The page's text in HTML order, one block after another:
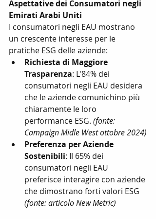
Aspettative dei Consumatori negli
Emirati Arabi Uniti
I consumatori negli EAU mostrano
un crescente interesse per le
pratiche ESG delle aziende:
Richiesta di Maggiore
Trasparenza: L'84% dei
consumatori negli EAU desidera
che le aziende comunichino più
chiaramente le loro
performance ESG. (fonte:
Campaign Midle West ottobre 2024)
Preferenza per Aziende
Sostenibili: Il 65% dei
consumatori negli EAU
preferisce interagire con aziende
che dimostrano forti valori ESG
(fonte: articolo New Metric)